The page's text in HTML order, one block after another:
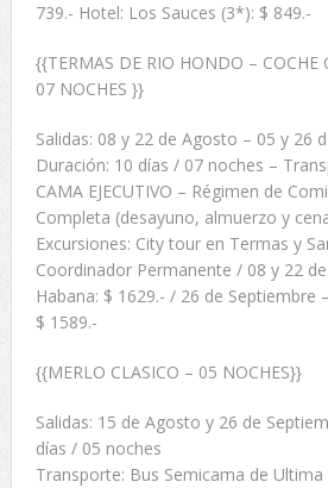
739.- Hotel: Los Sauces (3*): $ 849.-
{{TERMAS DE RIO HONDO – COCHE
07 NOCHES }}
Salidas: 08 y 22 de Agosto – 05 y 26
Duración: 10 días / 07 noches –
CAMA EJECUTIVO – Régimen de
Completa (desayuno, almuerzo y
Excursiones: City tour en Termas y
Coordinador Permanente / 08 y 22
Habana: $ 1629.- / 26 de Septiembre
$ 1589.-
{{MERLO CLASICO – 05 NOCHES}}
Salidas: 15 de Agosto y 26 de
días / 05 noches
Transporte: Bus Semicama de Ultima